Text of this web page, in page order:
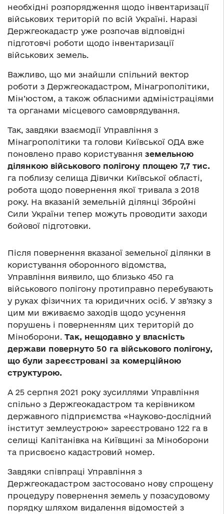
необхідні розпорядження щодо інвентаризації
військових територій по всій Україні. Наразі
Держгеокадастр уже розпочав відповідні
підготовчі роботи щодо інвентаризації
військових земель.
Важливо, що ми знайшли спільний вектор
роботи з Держгеокадастром, Мінагрополітики,
Мін’юстом, а також обласними адміністраціями
та органами місцевого самоврядування.
Так, завдяки взаємодії Управління з
Мінагрополітики та голови Київської ОДА вже
поновлено право користування земельною
ділянкою військового полігону площею 7,7 тис.
га поблизу селища Дівички Київської області,
робота щодо повернення якої тривала з 2018
року. На вказаній земельній ділянці Збройні
Сили України тепер можуть проводити заходи
бойової підготовки.
Після повернення вказаної земельної ділянки в
користування оборонного відомства,
Управління виявило, що близько 450 га
військового полігону протиправно перебувають
у руках фізичних та юридичних осіб. У зв’язку з
цим ми вживаємо заходів щодо усунення
порушень і поверненням цих територій до
Міноборони. Так, нещодавно у власність
держави повернуто 50 га військового полігону,
що були зареєстровані за комерційною
структурою.
А 25 серпня 2021 року зусиллями Управління
спільно з Держгеокадастром та керівником
державного підприємства «Науково-дослідний
інститут землеустрою» зареєстровано 122 га в
селищі Капітанівка на Київщині за Міноборони
та присвоєно кадастровий номер.
Завдяки співпраці Управління з
Держгеокадастром застосовано нову спрощену
процедуру повернення земель у позасудовому
порядку шляхом видалення відомостей з